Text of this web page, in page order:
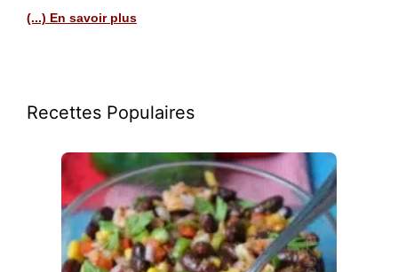
(...) En savoir plus
Recettes Populaires